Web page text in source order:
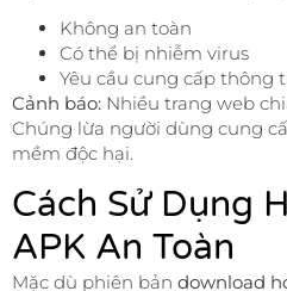
Không an toàn
Có thể bị nhiễm virus
Yêu cầu cung cấp thông
Cảnh báo: Nhiều trang web
Chúng lừa người dùng cung
mềm độc hại.
Cách Sử Dụng
APK An Toàn
Mặc dù phiên bản download